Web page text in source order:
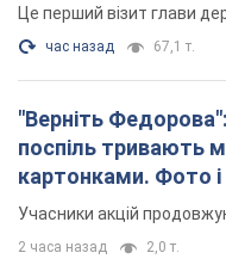
Це перший візит глави
час назад 67,1 т.
"Верніть
поспіль тривають
картонками. Фото і
Учасники акцій
2 часа назад 2,0 т.